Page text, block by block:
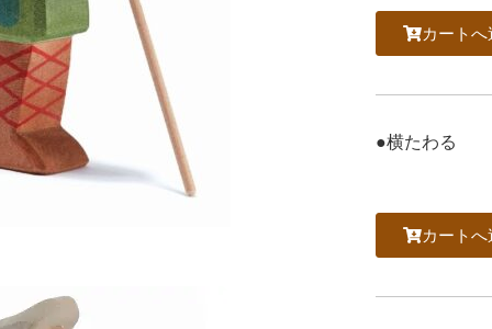
カートへ
●横たわる
カートへ